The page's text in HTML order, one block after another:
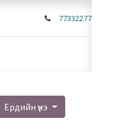
77332277
Ердийн үнэ